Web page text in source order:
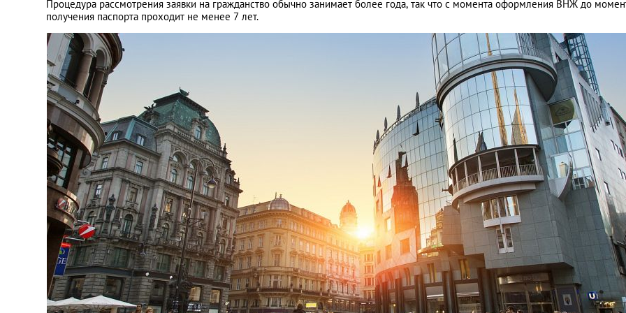
Процедура рассмотрения заявки на гражданство обычно занимает более года, так что с момента оформления ВНЖ до
получения паспорта проходит не менее 7 лет.